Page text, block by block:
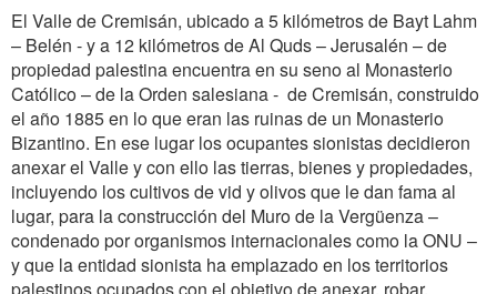
El Valle de Cremisán, ubicado a 5 kilómetros de Bayt Lahm
– Belén - y a 12 kilómetros de Al Quds – Jerusalén – de
propiedad palestina encuentra en su seno al Monasterio
Católico – de la Orden salesiana - de Cremisán, construido
el año 1885 en lo que eran las ruinas de un Monasterio
Bizantino. En ese lugar los ocupantes sionistas decidieron
anexar el Valle y con ello las tierras, bienes y propiedades,
incluyendo los cultivos de vid y olivos que le dan fama al
lugar, para la construcción del Muro de la Vergüenza –
condenado por organismos internacionales como la ONU –
y que la entidad sionista ha emplazado en los territorios